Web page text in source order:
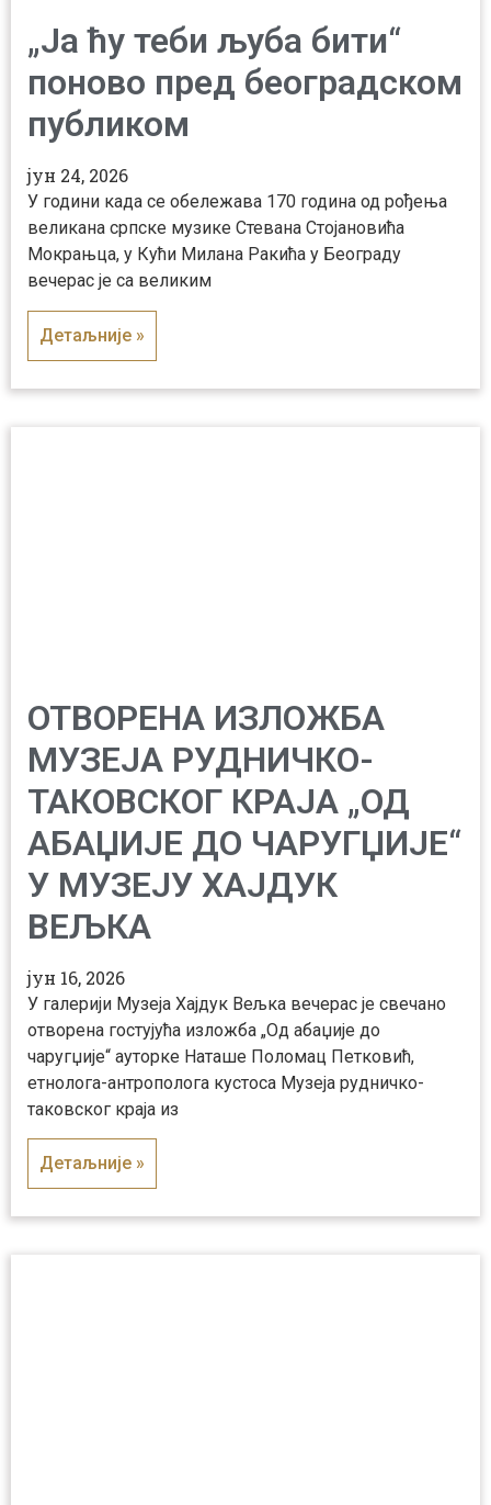
„Ја ћу теби љуба бити“
поново пред београдском
публиком
јун 24, 2026
У години када се обележава 170 година од рођења
великана српске музике Стевана Стојановића
Мокрањца, у Кући Милана Ракића у Београду
вечерас је са великим
Детаљније »
ОТВОРЕНА ИЗЛОЖБА
МУЗЕЈА РУДНИЧКО-
ТАКОВСКОГ КРАЈА „ОД
АБАЏИЈЕ ДО ЧАРУГЏИЈЕ“
У МУЗЕЈУ ХАЈДУК
ВЕЉКА
јун 16, 2026
У галерији Музеја Хајдук Вељка вечерас је свечано
отворена гостујућа изложба „Од абаџије до
чаругџије“ ауторке Наташе Поломац Петковић,
етнолога-антрополога кустоса Музеја рудничко-
таковског краја из
Детаљније »